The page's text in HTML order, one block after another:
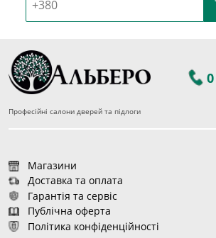
Професійні салони дверей та підлоги
Магазини
Доставка та оплата
Гарантія та сервіс
Публічна оферта
Політика конфіденційності